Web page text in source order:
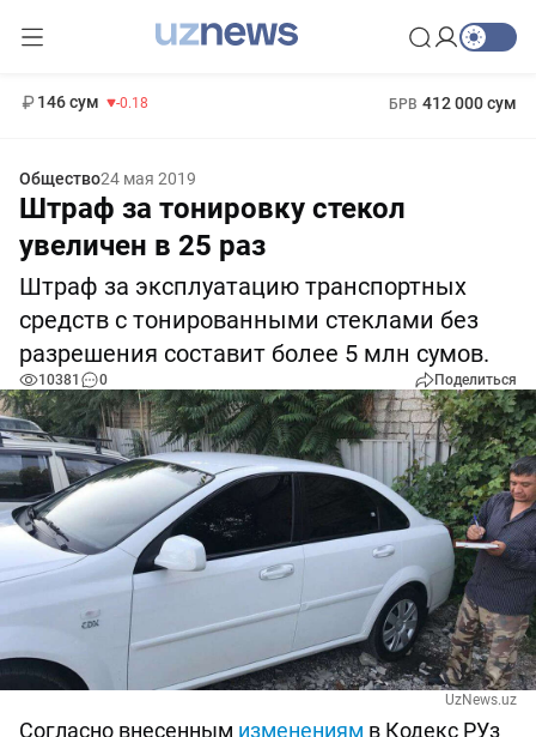
146 сум -0.18 БРВ 412 000 сум
Общество24 мая 2019
Штраф за тонировку стекол
увеличен в 25 раз
Штраф за эксплуатацию транспортных
средств с тонированными стеклами без
разрешения составит более 5 млн сумов.
10381 0 Поделиться
UzNews.uz
Согласно внесенным изменениям в Кодекс РУз